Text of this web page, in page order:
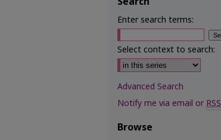
Enter search terms:
Select context to search:
Advanced Search
Notify me via email or RSS
Browse